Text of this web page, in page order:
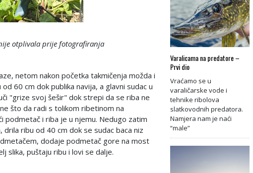
otplivala prije fotografiranja
netom nakon početka takmičenja možda i
60 cm dok publika navija, a glavni sudac u
"grize svoj šešir" dok strepi da se riba ne
što da radi s tolikom ribetinom na
podmetač i riba je u njemu. Nedugo zatim
ribu od 40 cm dok se sudac baca niz
dodaje podmetač gore na most
slika, puštaju ribu i lovi se dalje.
Varalicama na predatore –
Prvi dio
Vraćamo se u
varaličarske vode i
tehnike ribolova
slatkovodnih predatora.
Namjera nam je naći
“male”